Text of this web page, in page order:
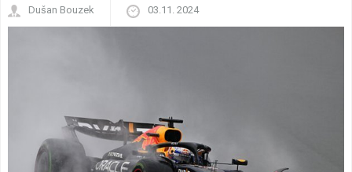
Dušan Bouzek 03.11. 2024